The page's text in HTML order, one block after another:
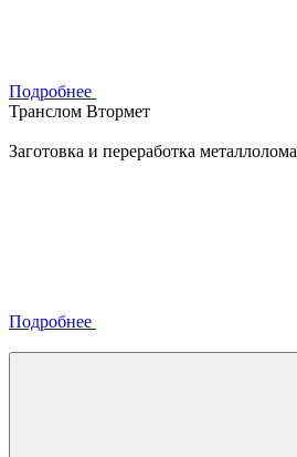
Подробнее
Транслом Втормет
Заготовка и переработка металлолома
Подробнее